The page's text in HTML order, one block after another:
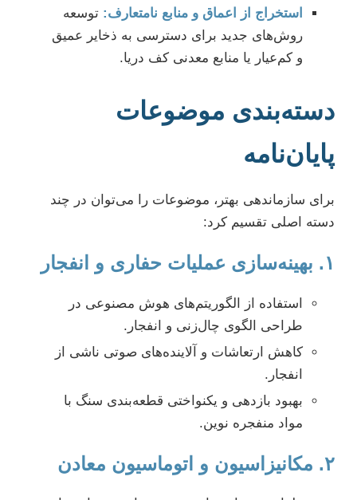
استخراج از اعماق و منابع نامتعارف: توسعه
روش‌های جدید برای دسترسی به ذخایر عمیق
و کم‌عیار یا منابع معدنی کف دریا.
دسته‌بندی موضوعات
پایان‌نامه
برای سازماندهی بهتر، موضوعات را می‌توان در چند
دسته اصلی تقسیم کرد:
۱. بهینه‌سازی عملیات حفاری و انفجار
استفاده از الگوریتم‌های هوش مصنوعی در
طراحی الگوی چال‌زنی و انفجار.
کاهش ارتعاشات و آلاینده‌های صوتی ناشی از
انفجار.
بهبود بازدهی و یکنواختی قطعه‌بندی سنگ با
مواد منفجره نوین.
۲. مکانیزاسیون و اتوماسیون معادن